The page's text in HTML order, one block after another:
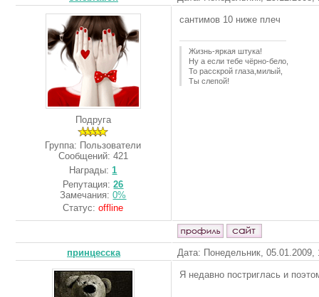
Подруга
Группа: Пользователи
Сообщений: 421
Награды: 1
Репутация:26
Замечания:0%
Статус:offline
сантимов 10 ниже плеч
Жизнь-яркая штука!
Ну а если тебе чёрно-бело,
То расскрой глаза,милый,
Ты слепой!
принцесска Дата: Понедельник,
Я недавно постриглась и